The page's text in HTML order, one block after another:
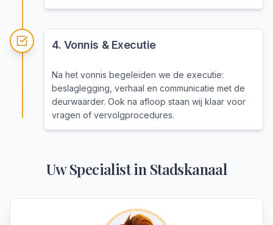
4. Vonnis & Executie
Na het vonnis begeleiden we de executie:
beslaglegging, verhaal en communicatie met de
deurwaarder. Ook na afloop staan wij klaar voor
vragen of vervolgprocedures.
Uw Specialist in Stadskanaal